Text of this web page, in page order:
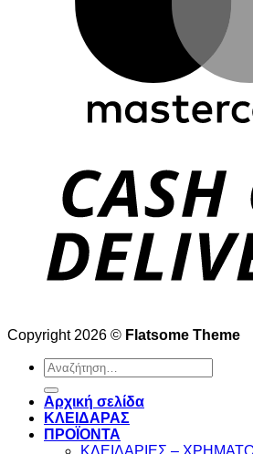
Copyright 2026 © Flatsome Theme
Αναζήτηση
για:
Αρχική σελίδα
ΚΛΕΙΔΑΡΑΣ
ΠΡΟΪΟΝΤΑ
ΚΛΕΙΔΑΡΙΕΣ –